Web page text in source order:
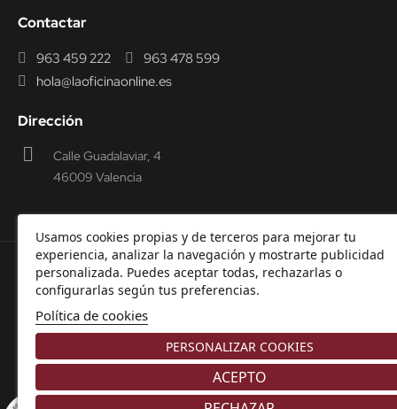
Usamos cookies propias y de terceros para mejorar tu
experiencia, analizar la navegación y mostrarte publicidad
personalizada. Puedes aceptar todas, rechazarlas o
configurarlas según tus preferencias.
Política de cookies
PERSONALIZAR COOKIES
ACEPTO
Contactar
963 459 222
963 478 599
hola@laoficinaonline.es
Dirección
Calle Guadalaviar, 4
46009 Valencia
© 2000-2026 Laoficinaonline.SIDEOFFICE, S.L. CIF
B98914336 -
Aviso Legal -
Privacidad